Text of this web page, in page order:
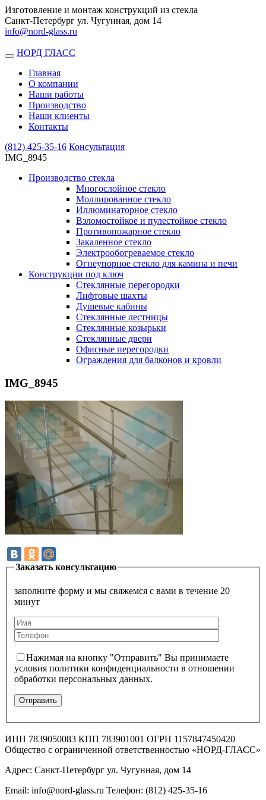
Изготовление и монтаж конструкций из стекла
Санкт-Петербург ул. Чугунная, дом 14
info@nord-glass.ru
Toggle
navigation
НОРД ГЛАСС
Главная
О компании
Наши работы
Производство
Наши клиенты
Контакты
(812) 425-35-16 Консультация
IMG_8945
Производство стекла
Многослойное стекло
Моллированное стекло
Иллюминаторное стекло
Взломостойкое и пулестойкое стекло
Противопожарное стекло
Закаленное стекло
Электрообогреваемое стекло
Огнеупорное стекло для камина и печи
Конструкции под ключ
Стеклянные перегородки
Лифтовые шахты
Душевые кабины
Cтеклянные лестницы
Cтеклянные козырьки
Cтеклянные двери
Офисные перегородки
Ограждения для балконов и кровли
IMG_8945
Заказать консультацию
заполните форму и мы свяжемся с вами в течение 20
минут
Нажимая на кнопку "Отправить" Вы принимаете
условия политики конфиденциальности в отношении
обработки персональных данных.
ИНН 7839050083 КПП 783901001 ОГРН 1157847450420
Общество с ограниченной ответственностью «НОРД-ГЛАСС»
Адрес: Санкт-Петербург ул. Чугунная, дом 14
Email: info@nord-glass.ru Телефон: (812) 425-35-16